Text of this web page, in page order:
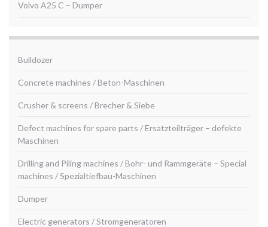
Volvo A25 C – Dumper
Bulldozer
Concrete machines / Beton-Maschinen
Crusher & screens / Brecher & Siebe
Defect machines for spare parts / Ersatzteilträger – defekte
Maschinen
Drilling and Piling machines / Bohr- und Rammgeräte – Special
machines / Spezialtiefbau-Maschinen
Dumper
Electric generators / Stromgeneratoren